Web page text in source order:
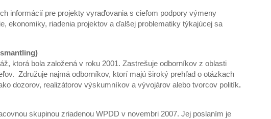
informácií pre projekty vyraďovania s cieľom podpory výmeny
ekonomiky, riadenia projektov a ďalšej problematiky týkajúcej sa
ktorá bola založená v roku 2001. Zastrešuje odborníkov z oblasti
Združuje najmä odborníkov, ktorí majú široký prehľad o otázkach
dozorov, realizátorov výskumníkov a vývojárov alebo tvorcov politík.
skupinou zriadenou WPDD v novembri 2007. Jej poslaním je